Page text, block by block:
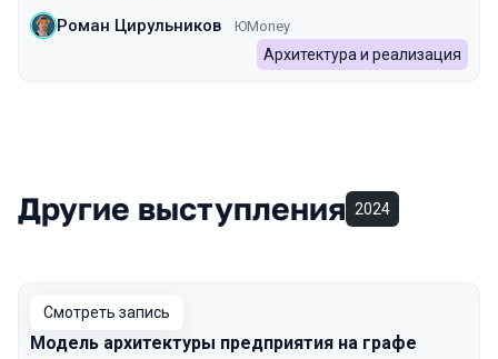
Роман Цирульников ЮMoney
Архитектура и реализация
Другие выступления 2024
Смотреть запись
Модель архитектуры предприятия на графе